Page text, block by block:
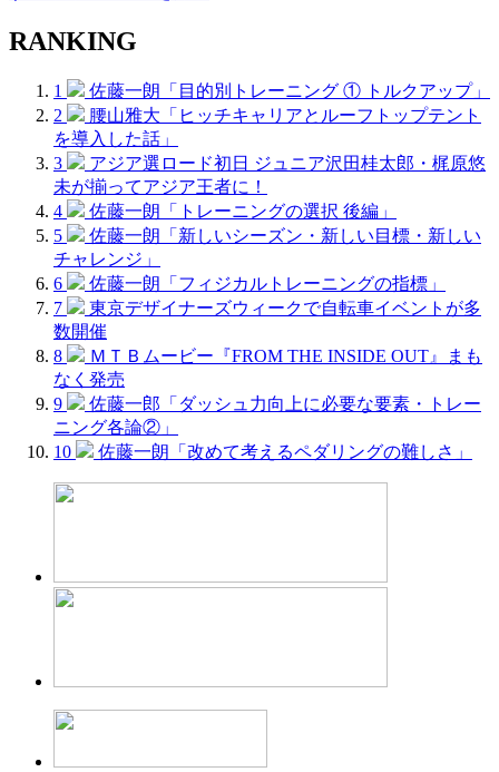
RANKING
1
佐藤一朗「目的別トレーニング ① トルクアップ」
2
腰山雅大「ヒッチキャリアとルーフトップテント
を導入した話」
3
アジア選ロード初日 ジュニア沢田桂太郎・梶原悠
未が揃ってアジア王者に！
4
佐藤一朗「トレーニングの選択 後編」
5
佐藤一朗「新しいシーズン・新しい目標・新しい
チャレンジ」
6
佐藤一朗「フィジカルトレーニングの指標」
7
東京デザイナーズウィークで自転車イベントが多
数開催
8
ＭＴＢムービー『FROM THE INSIDE OUT』まも
なく発売
9
佐藤一郎「ダッシュ力向上に必要な要素・トレー
ニング各論②」
10
佐藤一朗「改めて考えるペダリングの難しさ」